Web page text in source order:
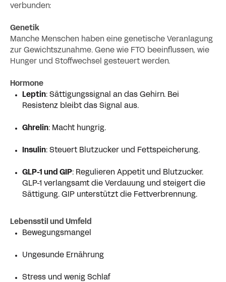
verbunden:
Genetik
Manche Menschen haben eine genetische Veranlagung
zur Gewichtszunahme. Gene wie FTO beeinflussen, wie
Hunger und Stoffwechsel gesteuert werden.
Hormone
Leptin: Sättigungssignal an das Gehirn. Bei
Resistenz bleibt das Signal aus.
Ghrelin: Macht hungrig.
Insulin: Steuert Blutzucker und Fettspeicherung.
GLP-1 und GIP: Regulieren Appetit und Blutzucker.
GLP-1 verlangsamt die Verdauung und steigert die
Sättigung. GIP unterstützt die Fettverbrennung.
Lebensstil und Umfeld
Bewegungsmangel
Ungesunde Ernährung
Stress und wenig Schlaf